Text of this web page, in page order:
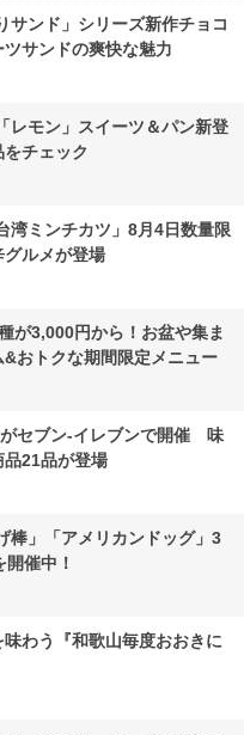
サンド」シリーズ新作チョコ
サンドの爽快な魅力
レモン」スイーツ＆パン新登
チェック
湾ミンチカツ」8月4日数量限
グルメが登場
が3,000円から！お盆や集ま
おトクな期間限定メニュー
セブン-イレブンで開催 味
品21品が登場
棒」「アメリカンドッグ」3
催中！
わう『和歌山毎度おおきに